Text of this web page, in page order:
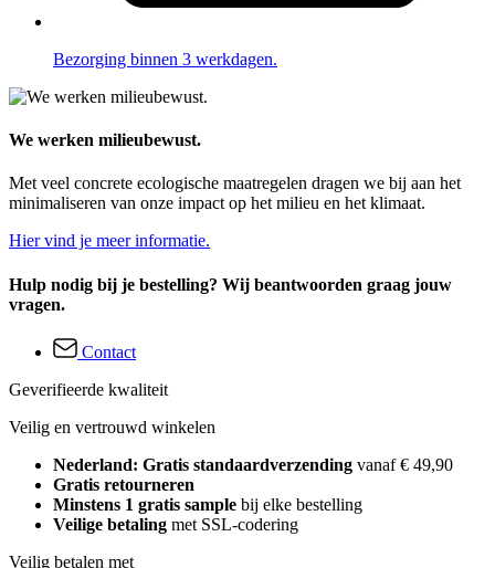
Bezorging binnen 3 werkdagen.
We werken milieubewust.
Met veel concrete ecologische maatregelen dragen we bij aan het
minimaliseren van onze impact op het milieu en het klimaat.
Hier vind je meer informatie.
Hulp nodig bij je bestelling? Wij beantwoorden graag jouw
vragen.
Contact
Geverifieerde kwaliteit
Veilig en vertrouwd winkelen
Nederland: Gratis standaardverzending vanaf € 49,90
Gratis retourneren
Minstens 1 gratis sample bij elke bestelling
Veilige betaling met SSL-codering
Veilig betalen met